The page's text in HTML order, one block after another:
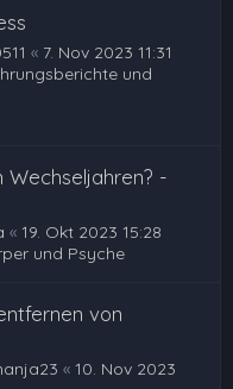
« 7. Nov 2023 11:31
und
Wechseljahren? -
« 19. Okt 2023 15:28
und Psyche
von
« 10. Nov 2023